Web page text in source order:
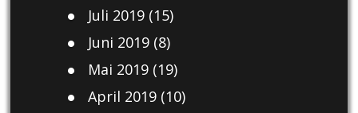
Juli 2019(15)
Juni 2019(8)
Mai 2019(19)
April 2019(10)